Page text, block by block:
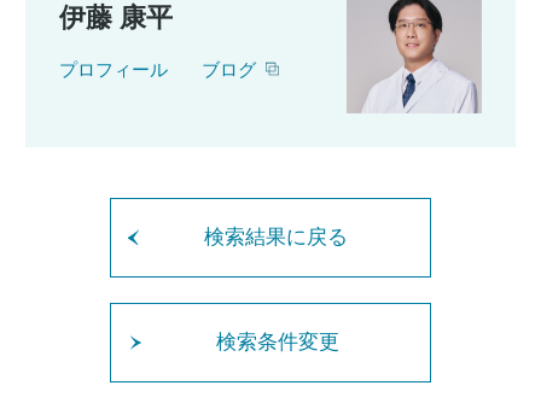
伊藤 康平
プロフィール ブログ
検索結果に戻る
検索条件変更